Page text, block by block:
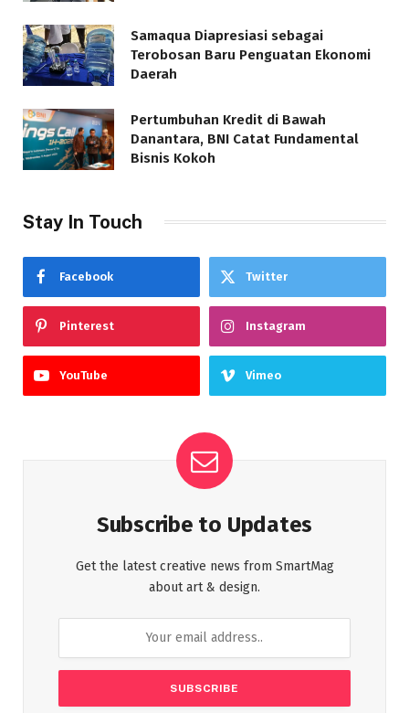
Samaqua Diapresiasi sebagai
Terobosan Baru Penguatan Ekonomi
Daerah
Pertumbuhan Kredit di Bawah
Danantara, BNI Catat Fundamental
Bisnis Kokoh
Stay In Touch
Facebook Twitter
Pinterest Instagram
YouTube Vimeo
Subscribe to Updates
Get the latest creative news from SmartMag
about art & design.